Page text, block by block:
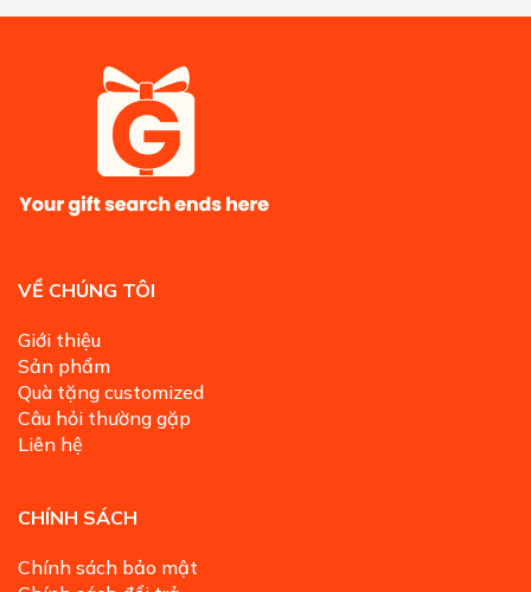
VỀ CHÚNG TÔI
Giới thiệu
Sản phẩm
Quà tặng customized
Câu hỏi thường gặp
Liên hệ
CHÍNH SÁCH
Chính sách bảo mật